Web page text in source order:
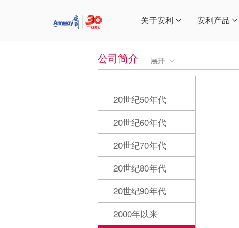
关于安利 安利产品
公司简介
20世纪50年代
20世纪60年代
20世纪70年代
20世纪80年代
20世纪90年代
2000年以来